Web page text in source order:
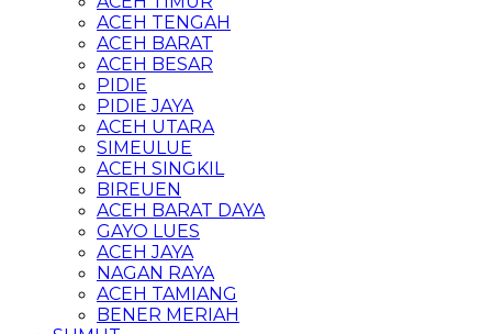
ACEH TENGAH
ACEH BARAT
ACEH BESAR
PIDIE
PIDIE JAYA
ACEH UTARA
SIMEULUE
ACEH SINGKIL
BIREUEN
ACEH BARAT DAYA
GAYO LUES
ACEH JAYA
NAGAN RAYA
ACEH TAMIANG
BENER MERIAH